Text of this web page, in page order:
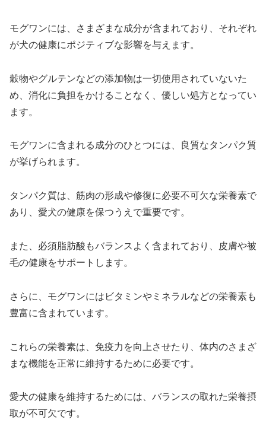
モグワンには、さまざまな成分が含まれており、それぞれ
が犬の健康にポジティブな影響を与えます。
穀物やグルテンなどの添加物は一切使用されていないた
め、消化に負担をかけることなく、優しい処方となってい
ます。
モグワンに含まれる成分のひとつには、良質なタンパク質
が挙げられます。
タンパク質は、筋肉の形成や修復に必要不可欠な栄養素で
あり、愛犬の健康を保つうえで重要です。
また、必須脂肪酸もバランスよく含まれており、皮膚や被
毛の健康をサポートします。
さらに、モグワンにはビタミンやミネラルなどの栄養素も
豊富に含まれています。
これらの栄養素は、免疫力を向上させたり、体内のさまざ
まな機能を正常に維持するために必要です。
愛犬の健康を維持するためには、バランスの取れた栄養摂
取が不可欠です。